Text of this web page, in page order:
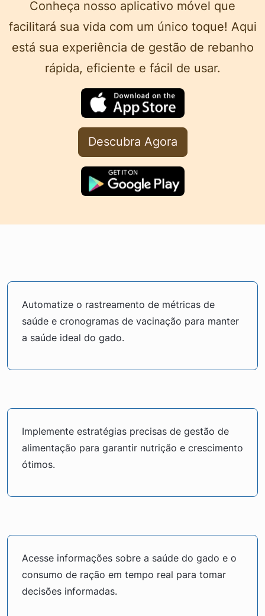
Conheça nosso aplicativo móvel que
facilitará sua vida com um único toque! Aqui
está sua experiência de gestão de rebanho
rápida, eficiente e fácil de usar.
Descubra Agora
Automatize o rastreamento de métricas de
saúde e cronogramas de vacinação para manter
a saúde ideal do gado.
Implemente estratégias precisas de gestão de
alimentação para garantir nutrição e crescimento
ótimos.
Acesse informações sobre a saúde do gado e o
consumo de ração em tempo real para tomar
decisões informadas.